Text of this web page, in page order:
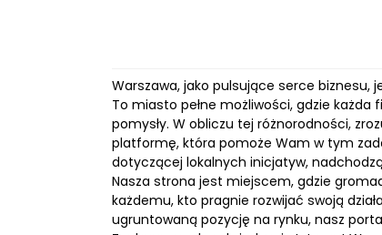
Warszawa, jako pulsujące serce
To miasto pełne możliwości, gdzie każda
pomysły. W obliczu tej różnorodności,
platformę, która pomoże Wam w tym
dotyczącej lokalnych inicjatyw,
Nasza strona jest miejscem, gdzie
każdemu, kto pragnie rozwijać swoją
ugruntowaną pozycję na rynku, nasz